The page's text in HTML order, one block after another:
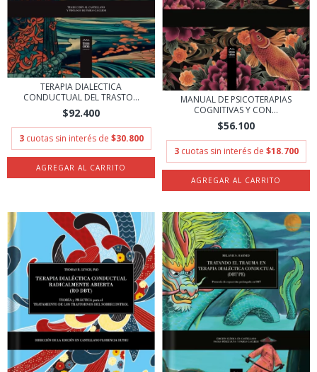
TERAPIA DIALECTICA
CONDUCTUAL DEL TRASTO...
$92.400
3 cuotas sin interés de $30.800
MANUAL DE PSICOTERAPIAS
COGNITIVAS Y CON...
$56.100
3 cuotas sin interés de $18.700